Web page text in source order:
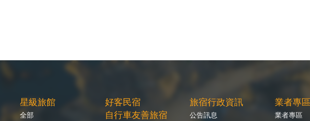
星級旅館
全部
好客民宿
自行車友善旅宿
旅宿行政資訊
公告訊息
業者專區
業者專區